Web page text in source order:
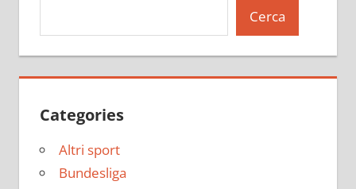
Cerca
Categories
Altri sport
Bundesliga